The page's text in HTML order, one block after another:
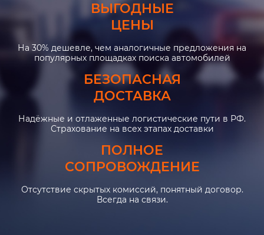
ВЫГОДНЫЕ
ЦЕНЫ
На 30% дешевле, чем аналогичные предложения на
популярных площадках поиска автомобилей
БЕЗОПАСНАЯ
ДОСТАВКА
Надёжные и отлаженные логистические пути в РФ.
Страхование на всех этапах доставки
ПОЛНОЕ
СОПРОВОЖДЕНИЕ
Отсутствие скрытых комиссий, понятный договор.
Всегда на связи.